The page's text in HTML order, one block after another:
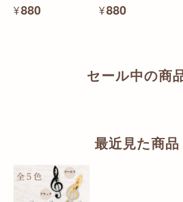
¥880 ¥880
セール中の商
最近見た商品